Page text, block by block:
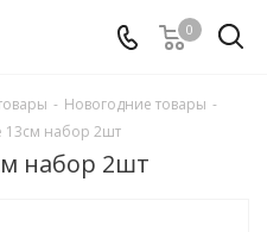
0
- Новогодние товары -
набор 2шт
набор 2шт